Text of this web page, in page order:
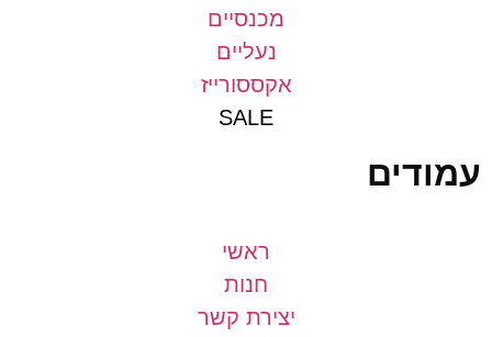
מכנסיים
נעליים
אקססורייז
יצירת קשר